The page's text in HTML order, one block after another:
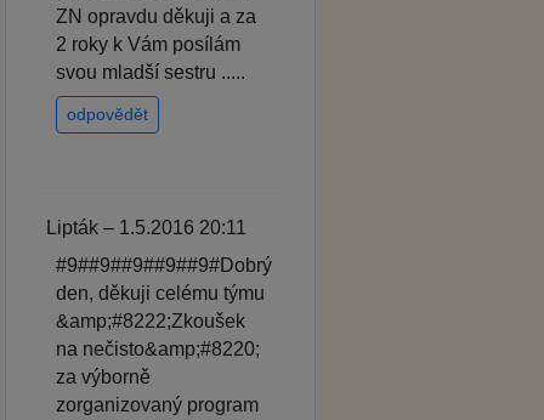
ZN opravdu děkuji a za
2 roky k Vám posílám
svou mladší sestru .....
odpovědět
Lipták – 1.5.2016 20:11
#9##9##9##9##9#Dobrý
den, děkuji celému týmu
&amp;#8222;Zkoušek
na nečisto&amp;#8220;
za výborně
zorganizovaný program